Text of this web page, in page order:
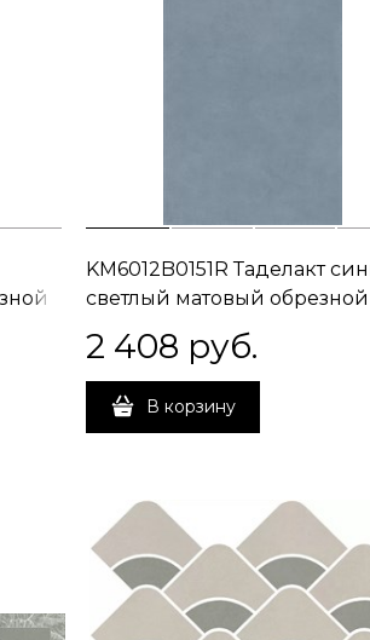
KM6012B0151R Таделакт
светлый матовый обрезной
2 408 руб.
В корзину